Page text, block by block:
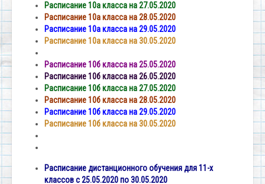
Расписание 10а класса на 27.05.2020
Расписание 10а класса на 28.05.2020
Расписание 10а класса на 29.05.2020
Расписание 10а класса на 30.05.2020
Расписание 10б класса на 25.05.2020
Расписание 10б класса на 26.05.2020
Расписание 10б класса на 27.05.2020
Расписание 10б класса на 28.05.2020
Расписание 10б класса на 29.05.2020
Расписание 10б класса на 30.05.2020
Расписание дистанционного обучения для 11-х
классов с 25.05.2020 по 30.05.2020